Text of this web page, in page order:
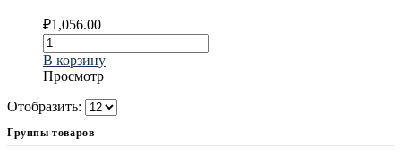
₽1,056.00
В корзину
Просмотр
Отобразить:
Группы товаров